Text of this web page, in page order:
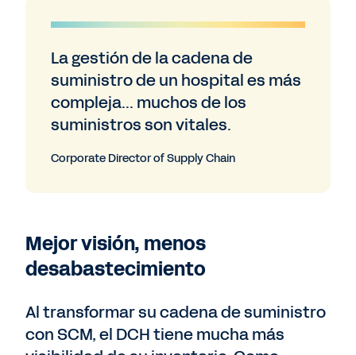
La gestión de la cadena de
suministro de un hospital es más
compleja... muchos de los
suministros son vitales.
Corporate Director of Supply Chain
Mejor visión, menos
desabastecimiento
Al transformar su cadena de suministro
con SCM, el DCH tiene mucha más